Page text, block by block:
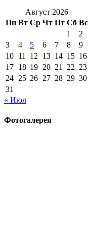
Август 2026
Пн Вт Ср Чт Пт Сб Вс
1
2
3
4 5 6 7 8
9
10 11 12 13 14 15 16
17 18 19 20 21 22 23
24 25 26 27 28 29 30
31
« Июл
Фотогалерея